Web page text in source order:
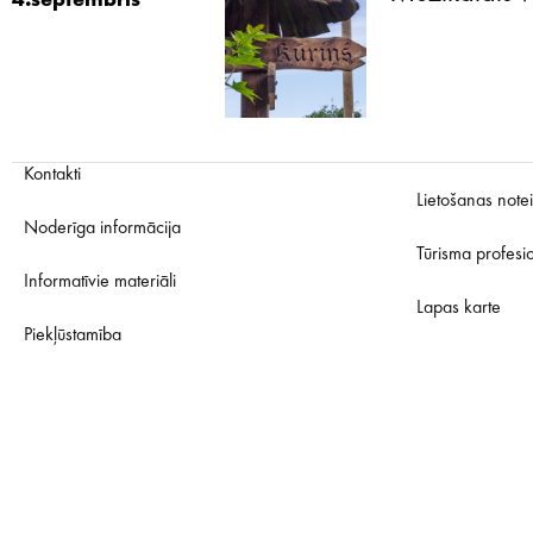
Kontakti
Noderīga informācija
Informatīvie materiāli
Piekļūstamība
Lietošanas
Tūrisma
Lapas karte